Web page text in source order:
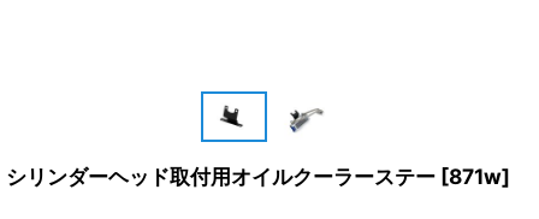
シリンダーヘッド取付用オイルクーラーステー [871w]